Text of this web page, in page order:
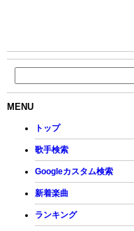
MENU
トップ
歌手検索
Googleカスタム検索
新着楽曲
ランキング